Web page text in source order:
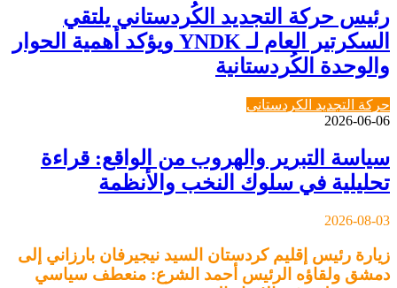
رئيس حركة التجديد الكُردستاني يلتقي
السكرتير العام لـ YNDK ويؤكد أهمية الحوار
والوحدة الكُردستانية
حركة التجديد الكردستاني
2026-06-06
سياسة التبرير والهروب من الواقع: قراءة
تحليلية في سلوك النخب والأنظمة
2026-08-03
زيارة رئيس إقليم كردستان السيد نيجيرفان بارزاني إلى
دمشق ولقاؤه الرئيس أحمد الشرع: منعطف سياسي